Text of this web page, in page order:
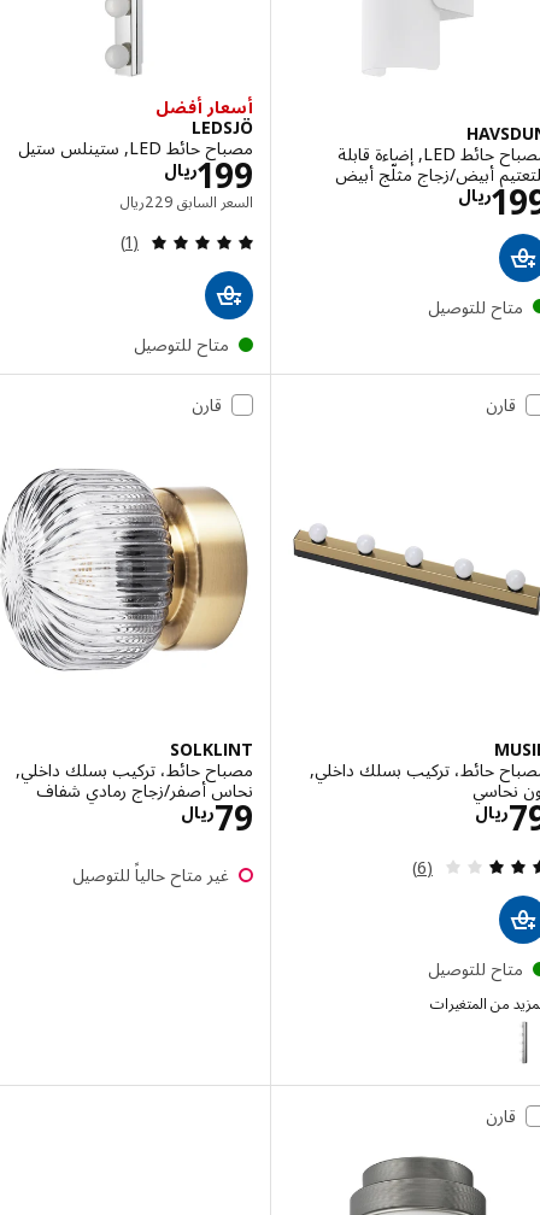
مصباح حائط LED, إضاءة قابلة
أبيض/زجاج مثلّج أبيض
ريالالاسعار ريال 199
للتوصيل
أسعار أفضل
LEDSJÖ
مصباح حائط LED, ستينلس ستيل
ريال199 الاسعار ريال 199
السعر السابق ريال229 السعر السابق ريال 229
مراجعة: 5 من أصل 5 نجوم. إجمالي المراجعات:
(1)
متاح للتوصيل
قارن
حائط، تركيب بسلك داخلي,
ريالالاسعار ريال 79
مراجعة: 3 من أصل 5 نجوم. إجمالي المراجعات:
(6)
للتوصيل
من المتغيرات
قارن
SOLKLINT
مصباح حائط، تركيب بسلك داخلي,
نحاس أصفر/زجاج رمادي شفاف
ريال79 الاسعار ريال 79
غير متاح حالياً للتوصيل
قارن